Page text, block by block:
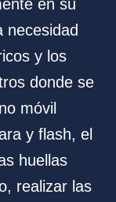
en su
necesidad
y los
donde se
móvil
y flash, el
huellas
realizar las